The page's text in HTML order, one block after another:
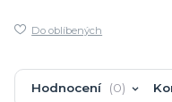
Do oblíbených
Hodnocení 0